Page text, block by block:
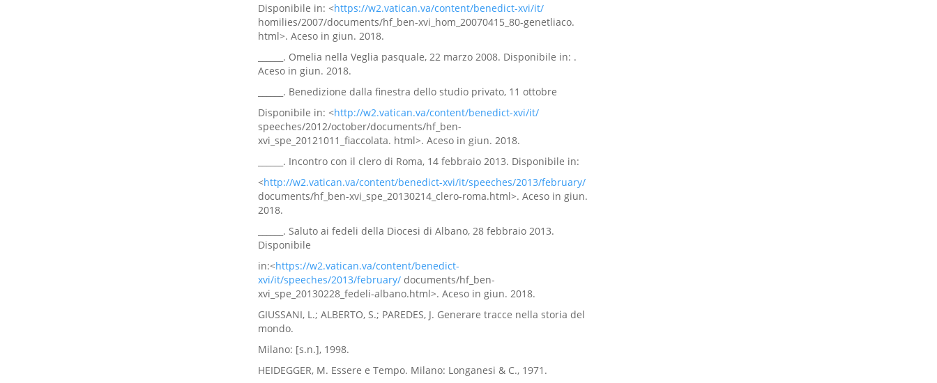
Disponibile in: <https://w2.vatican.va/content/benedict-xvi/it/
homilies/2007/documents/hf_ben-xvi_hom_20070415_80-genetliaco.
html>. Aceso in giun. 2018.
______. Omelia nella Veglia pasquale, 22 marzo 2008. Disponibile in: .
Aceso in giun. 2018.
______. Benedizione dalla finestra dello studio privato, 11 ottobre
Disponibile in: <http://w2.vatican.va/content/benedict-xvi/it/
speeches/2012/october/documents/hf_ben-
xvi_spe_20121011_fiaccolata. html>. Aceso in giun. 2018.
______. Incontro con il clero di Roma, 14 febbraio 2013. Disponibile in:
<http://w2.vatican.va/content/benedict-xvi/it/speeches/2013/february/
documents/hf_ben-xvi_spe_20130214_clero-roma.html>. Aceso in giun.
2018.
______. Saluto ai fedeli della Diocesi di Albano, 28 febbraio 2013.
Disponibile
in:<https://w2.vatican.va/content/benedict-
xvi/it/speeches/2013/february/ documents/hf_ben-
xvi_spe_20130228_fedeli-albano.html>. Aceso in giun. 2018.
GIUSSANI, L.; ALBERTO, S.; PAREDES, J. Generare tracce nella storia del
mondo.
Milano: [s.n.], 1998.
HEIDEGGER, M. Essere e Tempo. Milano: Longanesi & C., 1971.